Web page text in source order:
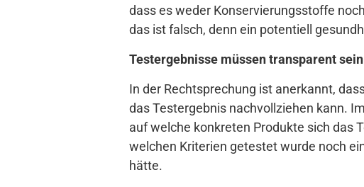
dass es weder Konservierungsstoffe
das ist falsch, denn ein potentiell
Testergebnisse müssen transparent sein
In der Rechtsprechung ist anerkannt,
das Testergebnis nachvollziehen kann.
auf welche konkreten Produkte sich das
welchen Kriterien getestet wurde noch
hätte.